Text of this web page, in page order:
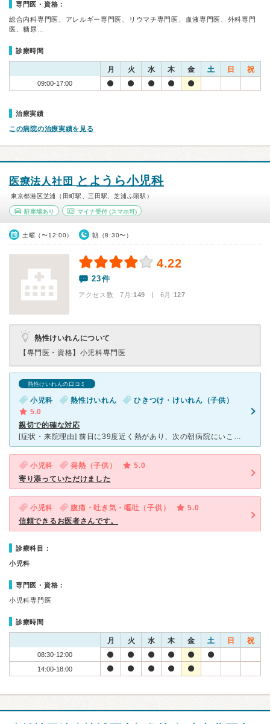
専門医・資格：
総合内科専門医、アレルギー専門医、リウマチ専門医、血液専門医、外科専門
医、糖尿…
診療時間
月 火 水 木 金 土 日 祝
09:00-17:00
治療実績
この病院の治療実績を見る
医療法人社団 とようら小児科
東京都港区芝浦（田町駅、三田駅、芝浦ふ頭駅）
駐車場あり マイナ受付(スマホ可)
土曜（〜12:00） 朝（8:30〜）
4.22
23件
アクセス数 7月:149 | 6月:127
熱性けいれんについて
【専門医・資格】 小児科専門医
熱性けいれんの口コミ
小児科 熱性けいれん
ひきつけ・けいれん（子供）
5.0
親切で的確な対応
[症状・来院理由] 前日に39度近く熱があり、次の朝病院にいこうと準備していたら子供がけいれんを起こしてしまい、すぐに病院へ連絡してタクシーで向かいました。 [医師の診断・治療法] 優先的に診察
小児科 発熱（子供）
5.0
寄り添っていただけました
小児科 腹痛・吐き気・嘔吐（子供）
5.0
信頼できるお医者さんです。
診療科目：
小児科
専門医・資格：
小児科専門医
診療時間
月 火 水 木 金 土 日 祝
08:30-12:00
14:00-18:00